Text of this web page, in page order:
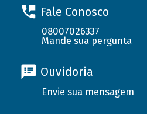
Fale Conosco
08007026337
Mande sua pergunta
Ouvidoria
Envie sua mensagem